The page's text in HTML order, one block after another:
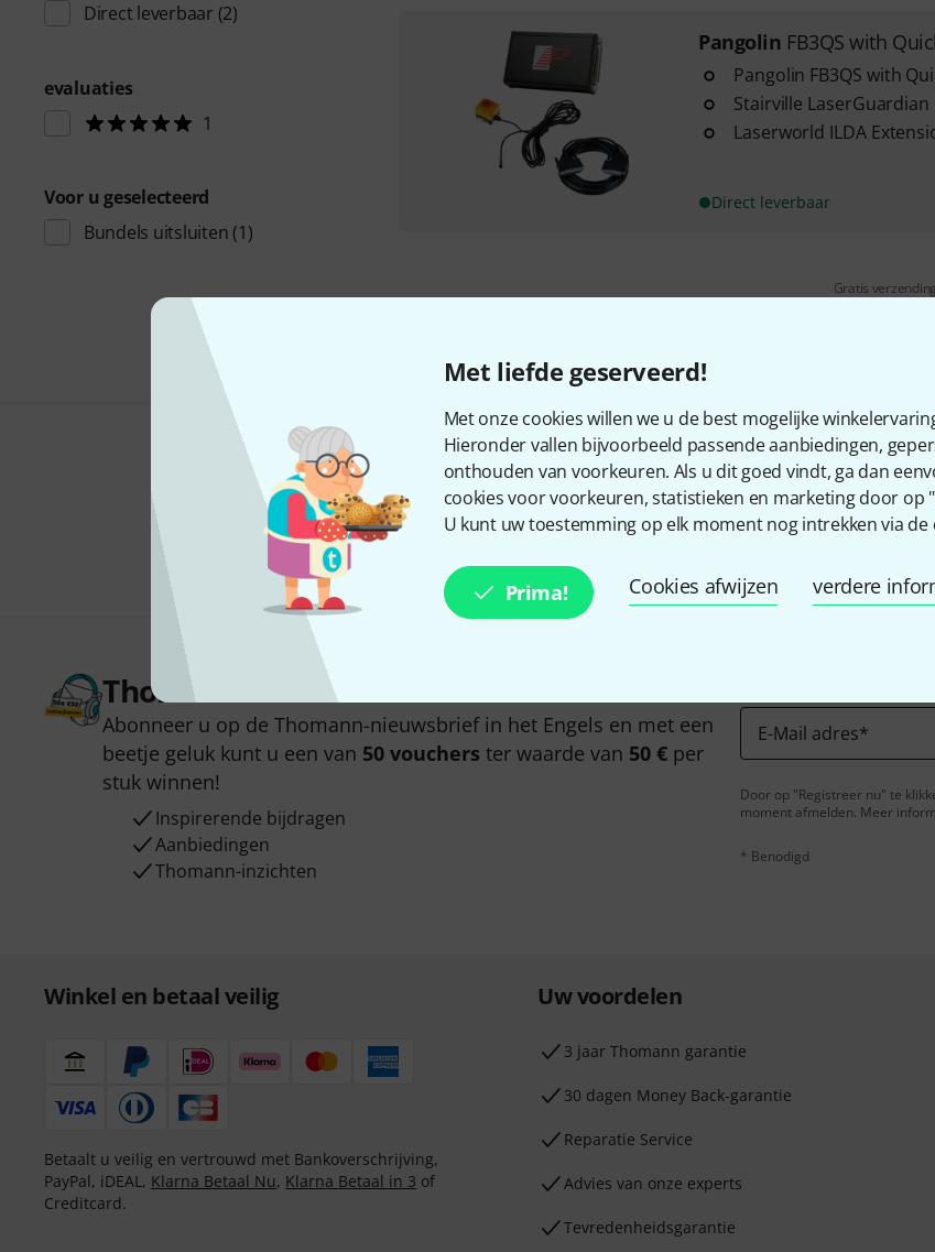
Met liefde geserveerd!
Met onze cookies willen we u de best mogelijke
Hieronder vallen bijvoorbeeld passende aanbiedingen,
onthouden van voorkeuren. Als u dit goed vindt, ga dan
cookies voor voorkeuren, statistieken en marketing door op
U kunt uw toestemming op elk moment nog intrekken via de
Prima! Cookies afwijzen verdere
Direct leverbaar (2)
evaluaties
1
Voor u geselecteerd
Bundels uitsluiten (1)
Pangolin FB3QS with
Pangolin FB3QS with
Stairville LaserGuardian
Laserworld ILDA
Direct leverbaar
Gratis
Bevalt het wat u ziet?
Delen Hulp & Feedback
Thomann nieuwsbrief
Abonneer u op de Thomann-nieuwsbrief in het Engels en met een
beetje geluk kunt u een van 50 vouchers ter waarde van 50 € per
stuk winnen!
Inspirerende bijdragen
Aanbiedingen
Thomann-inzichten
E-Mail adres*
Door op "Registreer nu" te
moment afmelden. Meer
* Benodigd
Winkel en betaal veilig
Betaalt u veilig en vertrouwd met Bankoverschrijving,
PayPal, iDEAL, Klarna Betaal Nu, Klarna Betaal in 3 of
Creditcard.
Uw voordelen
3 jaar Thomann garantie
30 dagen Money Back-garantie
Reparatie Service
Advies van onze experts
Tevredenheidsgarantie